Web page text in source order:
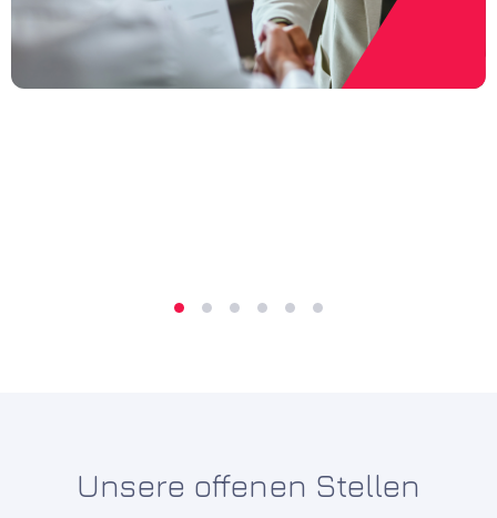
Unsere offenen Stellen